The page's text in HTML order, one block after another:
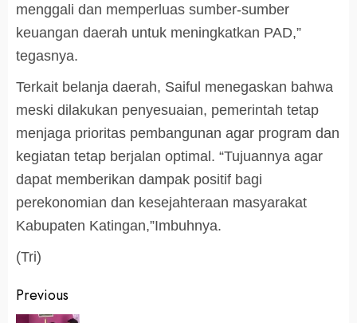
menggali dan memperluas sumber-sumber
keuangan daerah untuk meningkatkan PAD,”
tegasnya.
Terkait belanja daerah, Saiful menegaskan bahwa
meski dilakukan penyesuaian, pemerintah tetap
menjaga prioritas pembangunan agar program dan
kegiatan tetap berjalan optimal. “Tujuannya agar
dapat memberikan dampak positif bagi
perekonomian dan kesejahteraan masyarakat
Kabupaten Katingan,”Imbuhnya.
(Tri)
Post
Previous